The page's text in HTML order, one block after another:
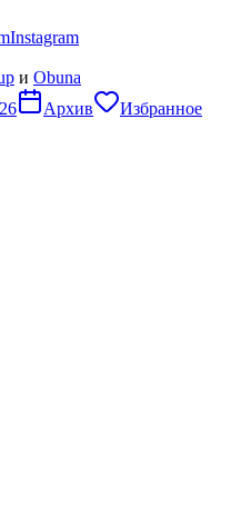
Instagram
и Obuna
Архив Избранное